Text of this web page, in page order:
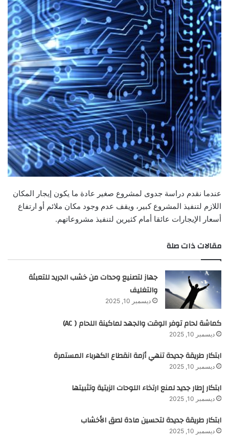
عندما نقدم دراسة جدوى لمشروع صغير عادة ما يكون إيجار المكان
اللازم لتنفيذ المشروع كبير، ويقف عدم وجود مكان ملائم أو ارتفاع
أسعار الإيجارات عائقا أمام كثيرين لتنفيذ مشروعاتهم.
مقالات ذات صلة
جهاز لتصنيع وحدات من خشب الجريد للتعبئة
والتغليف
ديسمبر 10, 2025
كماشة لحام توفر الوقت والجهد لماكينة اللحام ( AC)
ديسمبر 10, 2025
ابتكار طريقة جديدة تنهي أزمة انقطاع الكهرباء المستمرة
ديسمبر 10, 2025
ابتكار إطار جديد لمنع ارتخاء اللوحات الزيتية وتثبيتها
ديسمبر 10, 2025
ابتكار طريقة جديدة لتحسين مادة لصق الأخشاب
ديسمبر 10, 2025